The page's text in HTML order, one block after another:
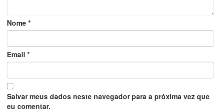
Nome *
Email *
Salvar meus dados neste navegador para a próxima vez que
eu comentar.